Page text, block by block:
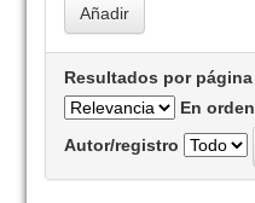
Resultados por página
En orden
Autor/registro